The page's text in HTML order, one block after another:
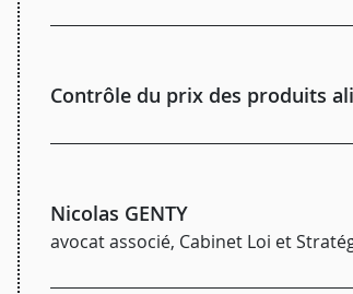
Contrôle du prix des produits
Nicolas GENTY
avocat associé, Cabinet Loi et